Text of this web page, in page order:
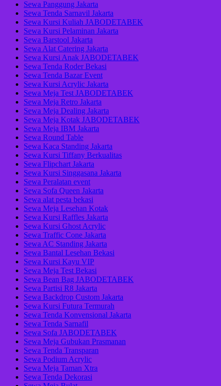
Sewa Panggung Jakarta
Sewa Tenda Sarnavil Jakarta
Sewa Kursi Kuliah JABODETABEK
Sewa Kursi Pelaminan Jakarta
Sewa Barstool Jakarta
Sewa Alat Catering Jakarta
Sewa Kursi Anak JABODETABEK
Sewa Tenda Roder Bekasi
Sewa Tenda Bazar Event
Sewa Kursi Acrylic Jakarta
Sewa Meja Test JABODETABEK
Sewa Meja Retro Jakarta
Sewa Meja Dealing Jakarta
Sewa Meja Kotak JABODETABEK
Sewa Meja IBM Jakarta
Sewa Round Table
Sewa Kaca Standing Jakarta
Sewa Kursi Tiffany Berkualitas
Sewa Flipchart Jakarta
Sewa Kursi Singgasana Jakarta
Sewa Peralatan event
Sewa Sofa Queen Jakarta
Sewa alat pesta bekasi
Sewa Meja Lesehan Kotak
Sewa Kursi Raffles Jakarta
Sewa Kursi Ghost Acrylic
Sewa Traffic Cone Jakarta
Sewa AC Standing Jakarta
Sewa Bantal Lesehan Bekasi
Sewa Kursi Kayu VIP
Sewa Meja Test Bekasi
Sewa Bean Bag JABODETABEK
Sewa Partisi R8 Jakarta
Sewa Backdrop Custom Jakarta
Sewa Kursi Futura Termurah
Sewa Tenda Konvensional Jakarta
Sewa Tenda Sarnafil
Sewa Sofa JABODETABEK
Sewa Meja Gubukan Prasmanan
Sewa Tenda Transparan
Sewa Podium Acrylic
Sewa Meja Taman Xtra
Sewa Tenda Dekorasi